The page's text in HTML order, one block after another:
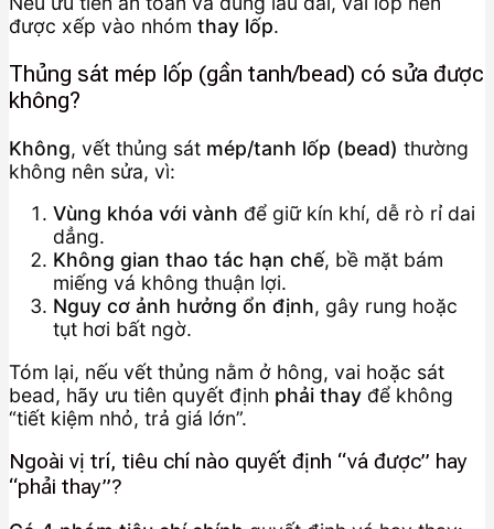
được xếp vào nhóm thay lốp.
Thủng sát mép lốp (gần tanh/bead) có sửa được
không?
Không, vết thủng sát mép/tanh lốp (bead) thường
không nên sửa, vì:
Vùng khóa với vành để giữ kín khí, dễ rò rỉ dai
dẳng.
Không gian thao tác hạn chế, bề mặt bám
miếng vá không thuận lợi.
Nguy cơ ảnh hưởng ổn định, gây rung hoặc
tụt hơi bất ngờ.
Tóm lại, nếu vết thủng nằm ở hông, vai hoặc sát
bead, hãy ưu tiên quyết định phải thay để không
“tiết kiệm nhỏ, trả giá lớn”.
Ngoài vị trí, tiêu chí nào quyết định “vá được” hay
“phải thay”?